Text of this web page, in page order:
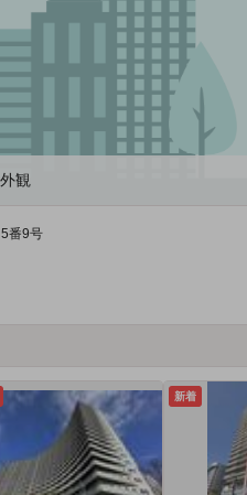
観
番9号
新着